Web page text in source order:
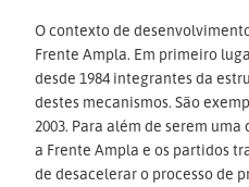
O contexto de
Frente Ampla. Em primeiro
desde 1984 integrantes da
destes mecanismos. São
2003. Para além de serem
a Frente Ampla e os partidos
de desacelerar o processo de